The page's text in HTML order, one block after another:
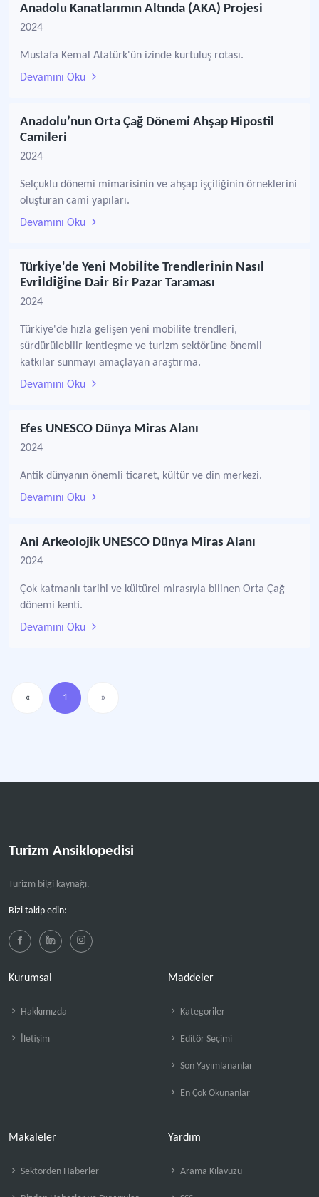
Anadolu Kanatlarımın Altında (AKA) Projesi
2024
Mustafa Kemal Atatürk'ün izinde kurtuluş rotası.
Devamını Oku
Anadolu’nun Orta Çağ Dönemi Ahşap Hipostil
Camileri
2024
Selçuklu dönemi mimarisinin ve ahşap işçiliğinin örneklerini
oluşturan cami yapıları.
Devamını Oku
Türkı̇ye'de Yenı̇ Mobı̇lı̇te Trendlerı̇nı̇n Nasıl
Evrı̇ldı̇ğı̇ne Daı̇r Bı̇r Pazar Taraması
2024
Türkiye'de hızla gelişen yeni mobilite trendleri,
sürdürülebilir kentleşme ve turizm sektörüne önemli
katkılar sunmayı amaçlayan araştırma.
Devamını Oku
Efes UNESCO Dünya Miras Alanı
2024
Antik dünyanın önemli ticaret, kültür ve din merkezi.
Devamını Oku
Ani Arkeolojik UNESCO Dünya Miras Alanı
2024
Çok katmanlı tarihi ve kültürel mirasıyla bilinen Orta Çağ
dönemi kenti.
Devamını Oku
« 1 »
Turizm Ansiklopedisi
Turizm bilgi kaynağı.
Bizi takip edin:
Kurumsal
Hakkımızda
İletişim
Maddeler
Kategoriler
Editör Seçimi
Son Yayımlananlar
En Çok Okunanlar
Makaleler
Sektörden Haberler
Yardım
Arama Kılavuzu